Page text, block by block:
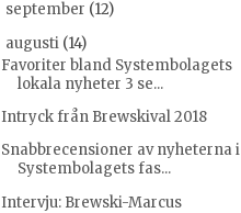
september (12)
augusti (14)
Favoriter bland Systembolagets
lokala nyheter 3 se...
Intryck från Brewskival 2018
Snabbrecensioner av nyheterna i
Systembolagets fas...
Intervju: Brewski-Marcus